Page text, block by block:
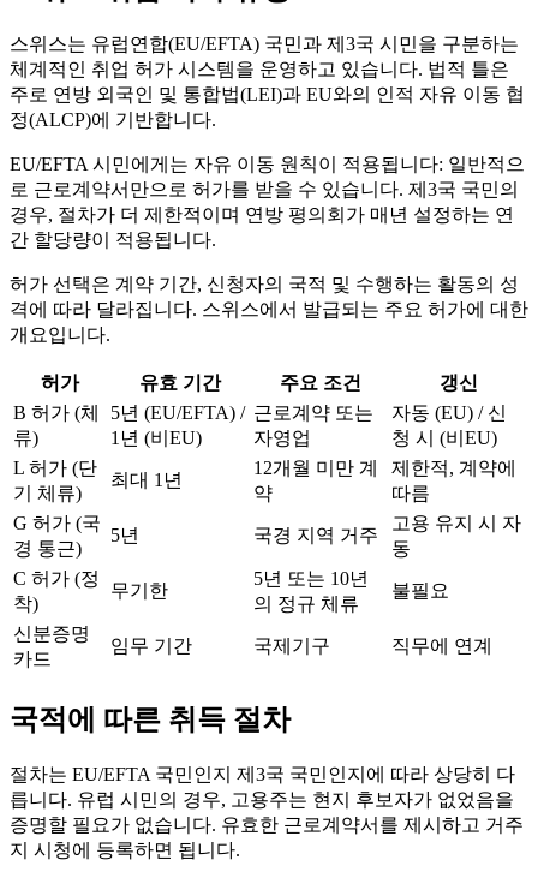
스위스는 유럽연합(EU/EFTA) 국민과 제3국 시민을 구분하는
체계적인 취업 허가 시스템을 운영하고 있습니다. 법적 틀은
주로 연방 외국인 및 통합법(LEI)과 EU와의 인적 자유 이동 협
정(ALCP)에 기반합니다.
EU/EFTA 시민에게는 자유 이동 원칙이 적용됩니다: 일반적으
로 근로계약서만으로 허가를 받을 수 있습니다. 제3국 국민의
경우, 절차가 더 제한적이며 연방 평의회가 매년 설정하는 연
간 할당량이 적용됩니다.
허가 선택은 계약 기간, 신청자의 국적 및 수행하는 활동의 성
격에 따라 달라집니다. 스위스에서 발급되는 주요 허가에 대한
개요입니다.
허가 유효 기간 주요 조건
갱신
B 허가 (체
류)
5년 (EU/EFTA) /
1년 (비EU)
근로계약 또는
자영업
자동 (EU) / 신
청 시 (비EU)
L 허가 (단
기 체류)
최대 1년
12개월 미만 계
약
제한적, 계약에
따름
G 허가 (국
경 통근)
5년 국경 지역 거주
고용 유지 시 자
동
C 허가 (정
착)
무기한
5년 또는 10년
의 정규 체류
불필요
신분증명
카드
임무 기간 국제기구 직무에 연계
국적에 따른 취득 절차
절차는 EU/EFTA 국민인지 제3국 국민인지에 따라 상당히 다
릅니다. 유럽 시민의 경우, 고용주는 현지 후보자가 없었음을
증명할 필요가 없습니다. 유효한 근로계약서를 제시하고 거주
지 시청에 등록하면 됩니다.